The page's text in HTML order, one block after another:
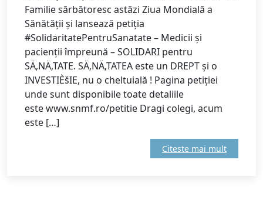
Familie sărbătoresc astăzi Ziua Mondială a
Sănătății și lansează petiția
#SolidaritatePentruSanatate – Medicii și
pacienții împreună – SOLIDARI pentru
SÄ‚NÄ‚TATE. SÄ‚NÄ‚TATEA este un DREPT și o
INVESTIÈšIE, nu o cheltuială ! Pagina petiției
unde sunt disponibile toate detaliile
este www.snmf.ro/petitie Dragi colegi, acum
este […]
Citeste mai mult